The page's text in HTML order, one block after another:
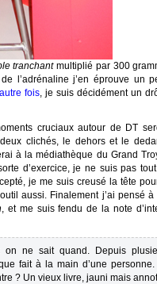
tranchantmultiplié par 300
l’adrénaline j’en éprouve un
fois, je suis décidément un
cruciaux autour de DT
clichés, le dehors et le
à la médiathèque du Grand
d’exercice, je ne suis pas
je me suis creusé la tête
aussi. Finalement j’ai pensé à
, et me suis fendu de la note
ne sait quand. Depuis
fait à la main d’une personne.
? Un vieux livre, jauni mais